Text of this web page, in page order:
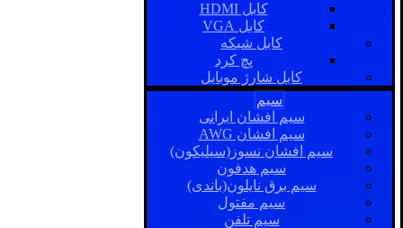
کابل HDMI
کابل VGA
کابل شبکه
پچ کرد
کابل شارژ موبایل
سیم
سیم افشان ایرانی
سیم افشان AWG
سیم افشان نسوز(سیلیکون)
سیم هدفون
سیم برق نایلون(باندی)
سیم مفتول
سیم تلفن